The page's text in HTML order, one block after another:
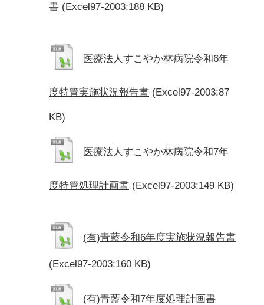
書 (Excel97-2003:188 KB)
医療法人すこやか林病院令和6年
度特管実施状況報告書 (Excel97-2003:87
KB)
医療法人すこやか林病院令和7年
度特管処理計画書 (Excel97-2003:149 KB)
(有)青藍令和6年度実施状況報告書
(Excel97-2003:160 KB)
(有)青藍令和7年度処理計画書